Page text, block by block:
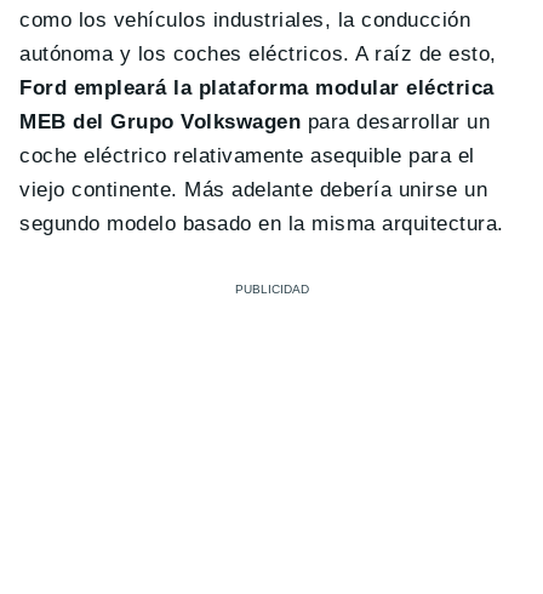
como los vehículos industriales, la conducción
autónoma y los coches eléctricos. A raíz de esto,
Ford empleará la plataforma modular eléctrica
MEB del Grupo Volkswagen para desarrollar un
coche eléctrico relativamente asequible para el
viejo continente. Más adelante debería unirse un
segundo modelo basado en la misma arquitectura.